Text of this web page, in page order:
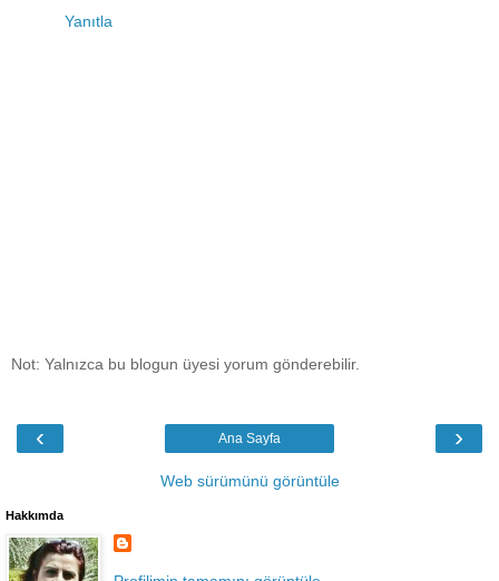
Yanıtla
Not: Yalnızca bu blogun üyesi yorum gönderebilir.
‹ ›
Ana Sayfa
Web sürümünü görüntüle
Hakkımda